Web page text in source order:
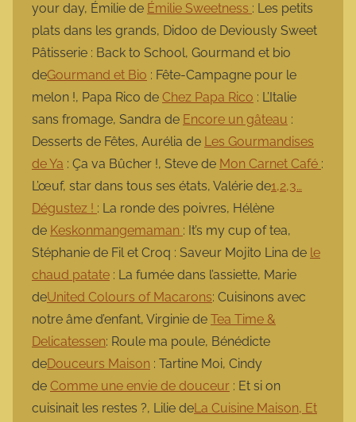
your day, Émilie de Émilie Sweetness : Les petits
plats dans les grands, Didoo de Deviously Sweet
Pâtisserie : Back to School, Gourmand et bio
deGourmand et Bio : Fête-Campagne pour le
melon !, Papa Rico de Chez Papa Rico : L’Italie
sans fromage, Sandra de Encore un gâteau :
Desserts de Fêtes, Aurélia de Les Gourmandises
de Ya : Ça va Bûcher !, Steve de Mon Carnet Café :
L’œuf, star dans tous ses états, Valérie de1,2,3…
Dégustez ! : La ronde des poivres, Hélène
de Keskonmangemaman : It’s my cup of tea,
Stéphanie de Fil et Croq : Saveur Mojito Lina de le
chaud patate : La fumée dans l’assiette, Marie
deUnited Colours of Macarons: Cuisinons avec
notre âme d’enfant, Virginie de Tea Time &
Delicatessen: Roule ma poule, Bénédicte
deDouceurs Maison : Tartine Moi, Cindy
de Comme une envie de douceur : Et si on
cuisinait les restes ?, Lilie deLa Cuisine Maison, Et